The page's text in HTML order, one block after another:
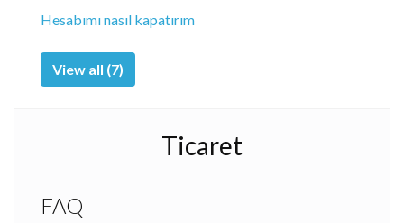
Hesabımı nasıl kapatırım
View all (7)
Ticaret
FAQ